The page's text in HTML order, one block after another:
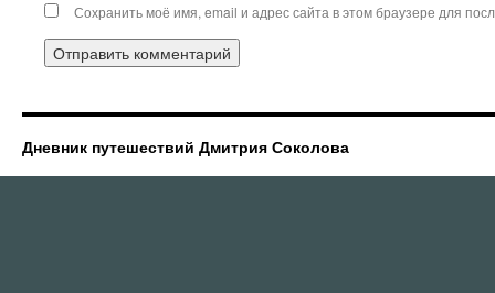
Сохранить моё имя, email и адрес сайта в этом браузере для
Дневник путешествий Дмитрия Соколова